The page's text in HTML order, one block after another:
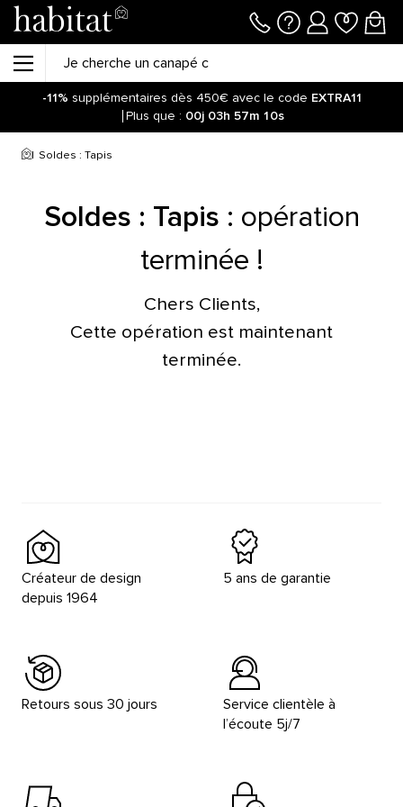
-11% supplémentaires dès 450€ avec le code EXTRA11
Plus que : 00j 03h 57m 10s
Soldes : Tapis
Soldes : Tapis : opération
terminée !
Chers Clients,
Cette opération est maintenant
terminée.
Créateur de design
depuis 1964
5 ans de garantie
Retours sous 30 jours
Service clientèle à
l’écoute 5j/7